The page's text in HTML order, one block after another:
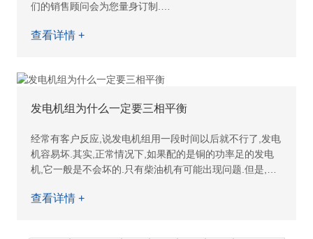
们的销售顾问会为您量身订制.
区的容量大小选择不
查看详情 +
发电机组为什么一定要三相平衡
经常有客户反应,说发电机组用一段时间以后就不行了,发电
机容易坏.其实,正常情况下,如果配的是铜的功率足的发电
机,它一般是不会坏的.只有柴油机有可能出现问题.但是,由
查看详情 +